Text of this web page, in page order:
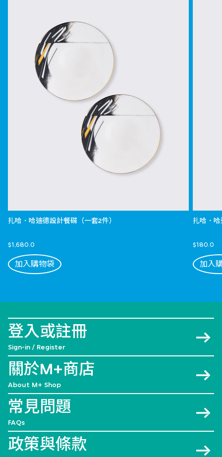
扎哈．哈迪德設計餐碟（一套2件）
$1,680.0
加入購物袋
扎哈．
$180.0
加入
登入或註冊
Sign-in / Register
關於M+商店
About M+ Shop
常見問題
FAQs
政策與條款